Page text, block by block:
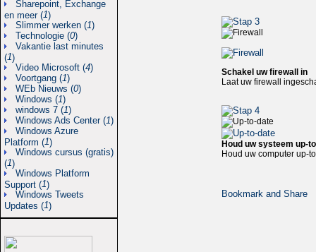
Sharepoint, Exchange
en meer (1)
Slimmer werken (1)
Technologie (0)
Vakantie last minutes
(1)
Video Microsoft (4)
Voortgang (1)
WEb Nieuws (0)
Windows (1)
windows 7 (1)
Windows Ads Center (1)
Windows Azure
Platform (1)
Windows cursus (gratis)
(1)
Windows Platform
Support (1)
Windows Tweets
Updates (1)
Schakel uw firewall in
Laat uw firewall
Houd uw systeem up-
Houd uw computer up-